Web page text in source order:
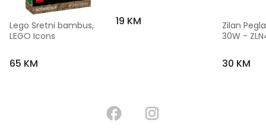
Lego Sretni bambus,
LEGO Icons
65 KM
19 KM
Zilan
30W -
30 KM